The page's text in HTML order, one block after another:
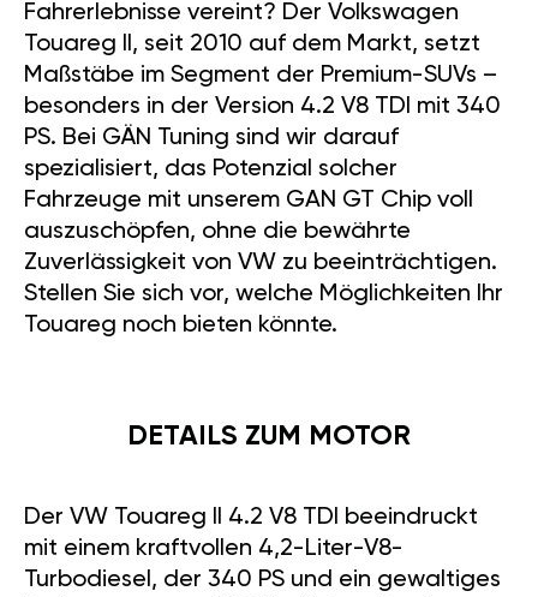
Fahrerlebnisse vereint? Der Volkswagen
Touareg II, seit 2010 auf dem Markt, setzt
Maßstäbe im Segment der Premium-SUVs –
besonders in der Version 4.2 V8 TDI mit 340
PS. Bei GÄN Tuning sind wir darauf
spezialisiert, das Potenzial solcher
Fahrzeuge mit unserem GAN GT Chip voll
auszuschöpfen, ohne die bewährte
Zuverlässigkeit von VW zu beeinträchtigen.
Stellen Sie sich vor, welche Möglichkeiten Ihr
Touareg noch bieten könnte.
DETAILS ZUM MOTOR
Der VW Touareg II 4.2 V8 TDI beeindruckt
mit einem kraftvollen 4,2-Liter-V8-
Turbodiesel, der 340 PS und ein gewaltiges